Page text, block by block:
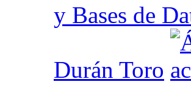
y Bases de
Durán Toro